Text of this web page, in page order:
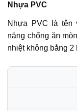
Nhựa PVC
Nhựa PVC là tên
năng chống ăn
nhiệt không bằng 2